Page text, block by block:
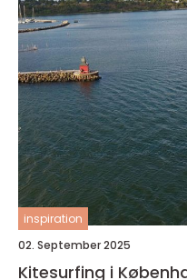
inspiration
02. September 2025
Kitesurfing i